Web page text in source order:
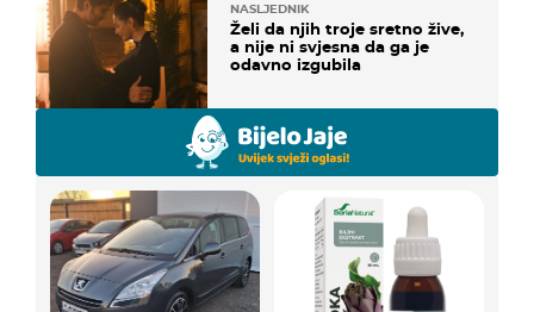
NASLJEDNIK
Želi da njih troje sretno žive,
a nije ni svjesna da ga je
odavno izgubila